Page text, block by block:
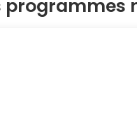
programmes